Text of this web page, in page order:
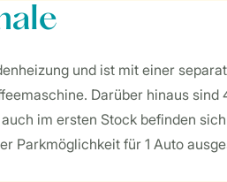
und ist mit einer
Darüber hinaus
im ersten Stock befinden sich
Parkmöglichkeit für 1 Auto